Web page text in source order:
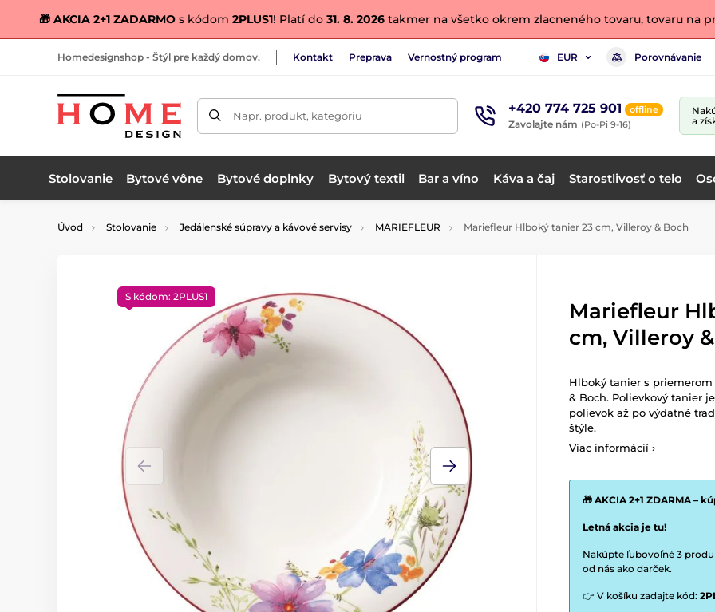
🎁 AKCIA 2+1 ZADARMO s kódom 2PLUS1! Platí do 31. 8. 2026 takmer na všetko okrem zlacneného tovaru, tovaru na
Homedesignshop - Štýl pre každý domov. Kontakt Preprava Vernostný program EUR Porovnávanie
Napr. produkt, kategóriu +420 774 725 901 offline
Zavolajte nám (Po-Pi 9-16)
a
Stolovanie Bytové vône Bytové doplnky Bytový textil Bar a víno Káva a čaj Starostlivosť o telo
Úvod Stolovanie Jedálenské súpravy a kávové servisy MARIEFLEUR Mariefleur Hlboký tanier 23 cm, Villeroy & Boch
S kódom: 2PLUS1
Mariefleur
cm, Villeroy
Hlboký tanier s
& Boch. Polievkový tanier
polievok až po výdatné
štýle.
Viac informácií ›
🎁 AKCIA 2+1 ZDARMA –
Letná akcia je tu!
Nakúpte ľubovoľné 3
od nás ako darček.
👉 V košíku zadajte kód: